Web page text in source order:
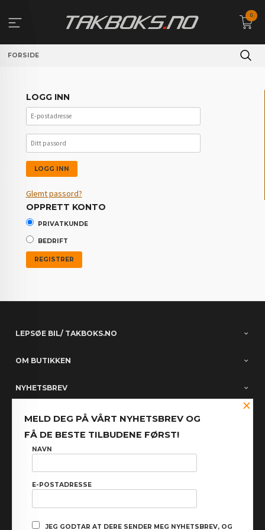
innholdet
0
FORSIDE
LOGG INN
Glemt passord?
OPPRETT KONTO
PRIVATKUNDE
BEDRIFT
LEPSØE BIL/ TAKBOKS.NO
OM BUTIKKEN
NYHETSBREV
PARTNERE
FRAKT
×
MELD DEG PÅ VÅRT NYHETSBREV OG
FÅ DE BESTE TILBUDENE FØRST!
NAVN
E-POSTADRESSE
JEG GODTAR AT DERE SENDER MEG NYHETSBREV, OG